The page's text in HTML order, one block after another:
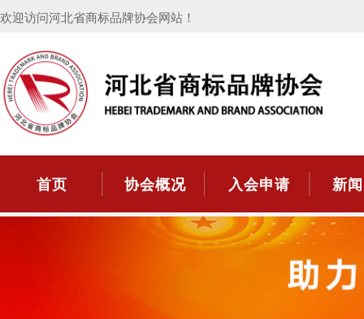
欢迎访问河北省商标品牌协会网站！
首页 协会概况 入会申请 新